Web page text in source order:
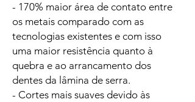
- 170% maior área de contato entre
os metais comparado com as
tecnologias existentes e com isso
uma maior resistência quanto à
quebra e ao arrancamento dos
dentes da lâmina de serra.
- Cortes mais suaves devido às